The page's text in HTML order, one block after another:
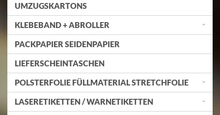
UMZUGSKARTONS
KLEBEBAND + ABROLLER
PACKPAPIER SEIDENPAPIER
LIEFERSCHEINTASCHEN
POLSTERFOLIE FÜLLMATERIAL STRETCHFOLIE
LASERETIKETTEN / WARNETIKETTEN